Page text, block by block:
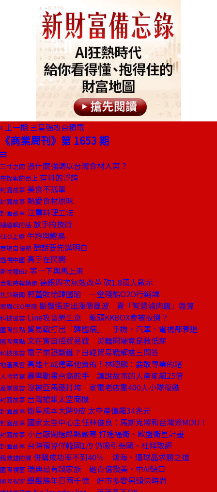
上一期 三星強攻台積電
《商業周刊》第 1653 期
三寸之間 憑什麼強調以台灣食材入菜？
在探索的路上 有料的浮誇
封面故事 美食不孤單
封面故事 熱愛食材原味
封面故事 注重料理工法
總編輯的話 放手的技術
CEO上線 牛羚與鰹鳥
商場自慢塾 醜話要先講明白
透視中國 高手在民間
新物種Biz 等一下與馬上來
金融時報精選 德銀四次無效改革 砍1.8萬人啟示
焦點新聞 郭董敗給韓國瑜 一堂殘酷O2O行銷課
商周CEO學院 鬍鬚張走出漲價風波 賣「智慧滷肉飯」盤算
科技風雲 Line攻音樂生意 龍頭KKBOX會被扳倒？
國際焦點 貿易戰打出「韓國病」 手機、汽車、電視都衰退
國際焦點 文在寅自招貿易戰 災難開端竟是救低薪
科技風雲 電子業恐斷鏈？日韓貿易戰解惑三問答
地產風雲 高雄七成建案他賣的！林聰麟：要敢專業的賭
人物特寫 暴雪動畫台裔舵手 讓說故事的人產能飆25倍
產業風雲 沒被亞馬遜打垮 家電老店靠400人小隊復甦
封面故事 台灣搶賺太空商機
封面故事 衛星成本大降9成 太空產值飆34兆元
封面故事 國家太空中心主任林俊良：馬斯克將和台灣簽MOU！
封面故事 小台廠闖過酷熱嚴寒 打進福衛、歐盟衛星計畫
封面故事 台灣預算僅韓國1/9 仍吸引泰國、杜拜取經
我教錯的課 併購成功率不到40％ 鴻海、環球晶求勝之道
國際視窗 瑞典最有錢家族 砸百億鑽美、中AI缺口
國際視窗 銀髮族年買兩千億 好市多變另類快時尚